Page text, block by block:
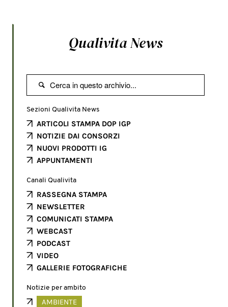
Qualivita News

Sezioni Qualivita News
ARTICOLI STAMPA DOP IGP
NOTIZIE DAI CONSORZI
NUOVI PRODOTTI IG
APPUNTAMENTI
Canali Qualivita
RASSEGNA STAMPA
NEWSLETTER
COMUNICATI STAMPA
WEBCAST
PODCAST
VIDEO
GALLERIE FOTOGRAFICHE
Notizie per ambito
AMBIENTE